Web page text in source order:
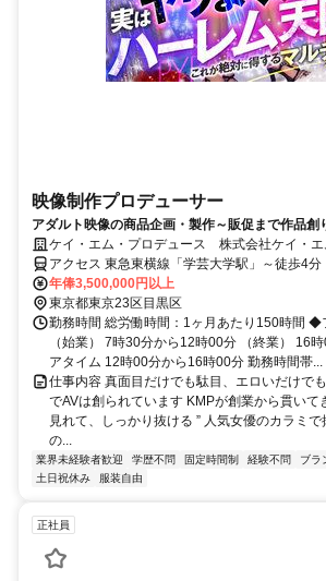
映像制作プロデューサー
アダルト映像の商品企画・製作～販促まで作品創
ス！20～30代活躍中！
ケイ・エム・プロデュース 株式会社ケイ・エ
アクセス 東急東横線「学芸大学駅」～徒歩4分
年俸3,500,000円以上
東京都東京23区目黒区
勤務時間 総労働時間：1ヶ月あたり150時間 ◆
（始業） 7時30分から12時00分 （終業） 16
アタイム 12時00分から16時00分 勤務時間帯...
仕事内容 真面目だけでも駄目、エロいだけで
でAVは創られています KMPが創業から貫いて
見れて、しっかり抜ける ” 人気女優のカラミ
の...
業界未経験者歓迎 学歴不問 固定時間制 経験不問 ブラ
土日祝休み
服装自由
正社員